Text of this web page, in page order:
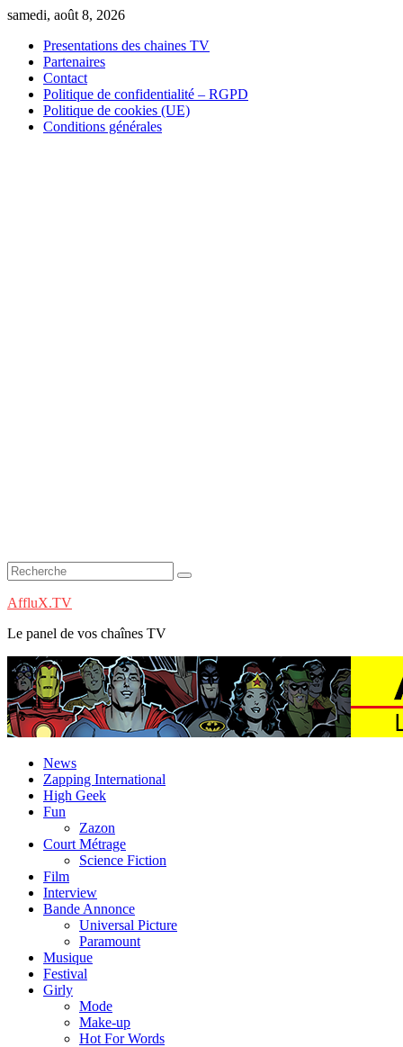
Skip
content
samedi, août 8, 2026
Presentations des chaines TV
Partenaires
Contact
Politique de confidentialité – RGPD
Politique de cookies (UE)
Conditions générales
AffluX.TV
Le panel de vos chaînes TV
News
Zapping International
High Geek
Fun
Zazon
Court Métrage
Science Fiction
Film
Interview
Bande Annonce
Universal Picture
Paramount
Musique
Festival
Girly
Mode
Make-up
Hot For Words